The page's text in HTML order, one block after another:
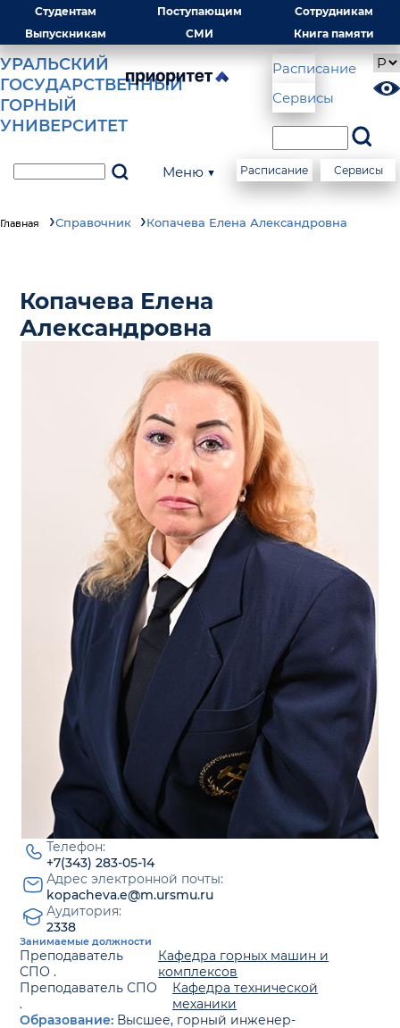
Студентам Поступающим
Сотрудникам
Выпускникам
СМИ Книга памяти
УРАЛЬСКИЙ
ГОСУДАРСТВЕННЫЙ
ГОРНЫЙ
УНИВЕРСИТЕТ
Расписание
Сервисы
Меню ▼ Расписание Сервисы
Главная Справочник Копачева Елена Александровна
Копачева Елена
Александровна
Телефон:
+7(343) 283-05-14
Адрес электронной почты:
kopacheva.e@m.ursmu.ru
Аудитория:
2338
Занимаемые должности
Преподаватель
СПО .
Кафедра горных машин и
комплексов
Преподаватель СПО
.
Кафедра технической
механики
Образование: Высшее, горный инженер-